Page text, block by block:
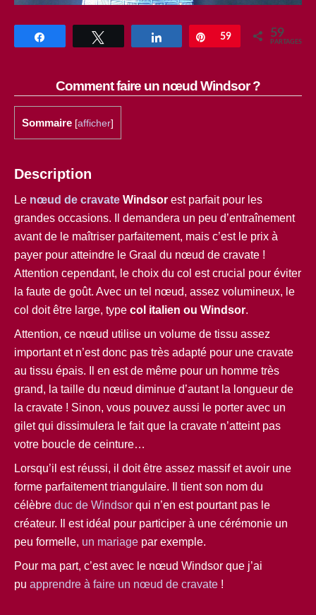
Partagez Enregistrer
59 59
PARTAGES
Comment faire un nœud Windsor ?
Sommaire [afficher]
Description
Le nœud de cravate Windsor est parfait pour les
grandes occasions. Il demandera un peu d’entraînement
avant de le maîtriser parfaitement, mais c’est le prix à
payer pour atteindre le Graal du nœud de cravate !
Attention cependant, le choix du col est crucial pour éviter
la faute de goût. Avec un tel nœud, assez volumineux, le
col doit être large, type col italien ou Windsor.
Attention, ce nœud utilise un volume de tissu assez
important et n’est donc pas très adapté pour une cravate
au tissu épais. Il en est de même pour un homme très
grand, la taille du nœud diminue d’autant la longueur de
la cravate ! Sinon, vous pouvez aussi le porter avec un
gilet qui dissimulera le fait que la cravate n’atteint pas
votre boucle de ceinture…
Lorsqu’il est réussi, il doit être assez massif et avoir une
forme parfaitement triangulaire. Il tient son nom du
célèbre duc de Windsor qui n’en est pourtant pas le
créateur. Il est idéal pour participer à une cérémonie un
peu formelle, un mariage par exemple.
Pour ma part, c’est avec le nœud Windsor que j’ai
pu apprendre à faire un nœud de cravate !